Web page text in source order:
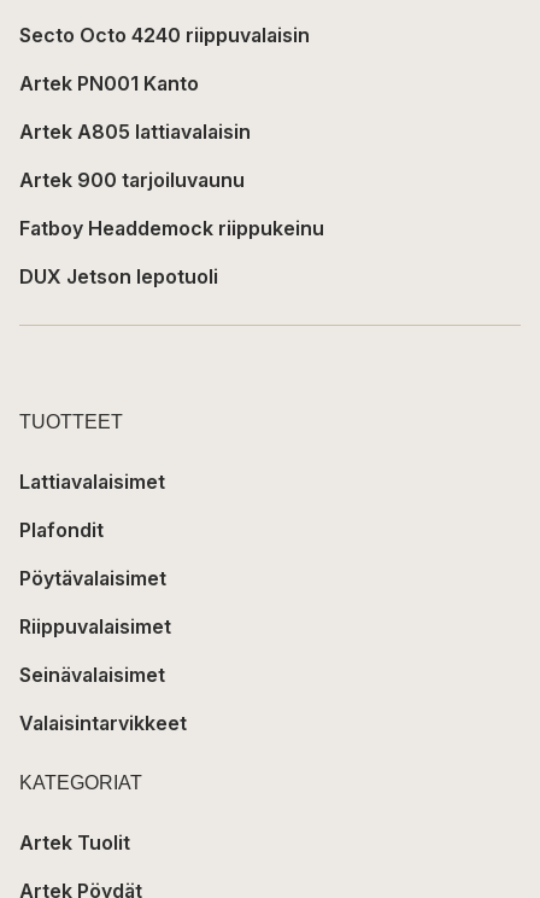
Secto Octo 4240 riippuvalaisin
Artek PN001 Kanto
Artek A805 lattiavalaisin
Artek 900 tarjoiluvaunu
Fatboy Headdemock riippukeinu
DUX Jetson lepotuoli
TUOTTEET
Lattiavalaisimet
Plafondit
Pöytävalaisimet
Riippuvalaisimet
Seinävalaisimet
Valaisintarvikkeet
KATEGORIAT
Artek Tuolit
Artek Pöydät